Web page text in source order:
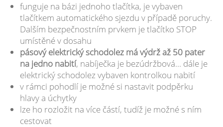
funguje na bázi jednoho tlačítka, je vybaven
tlačítkem automatického sjezdu v případě poruchy.
Dalším bezpečnostním prvkem je tlačítko STOP
umístěné v dosahu
pásový elektrický schodolez má výdrž až 50 pater
na jedno nabití, nabíječka je bezúdržbová... dále je
elektrický schodolez vybaven kontrolkou nabití
v rámci pohodlí je možné si nastavit podpěrku
hlavy a úchytky
lze ho rozložit na více částí, tudíž je možné s ním
cestovat